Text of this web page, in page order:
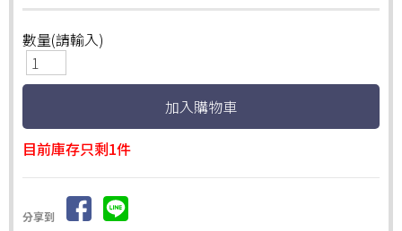
數量(請輸入)
目前庫存只剩1件
分享到